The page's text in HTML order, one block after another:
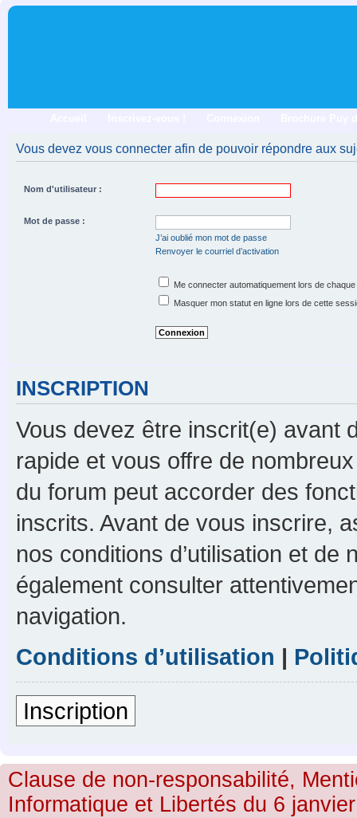
Vous devez vous connecter afin de pouvoir répondre aux
Nom d'utilisateur :
Mot de passe :
J’ai oublié mon mot de passe
Renvoyer le courriel d’activation
Me connecter automatiquement lors de
Masquer mon statut en ligne lors de cette
INSCRIPTION
Vous devez être inscrit(e) avant
rapide et vous offre de
du forum peut accorder des
inscrits. Avant de vous inscrire,
nos conditions d’utilisation et de
également consulter
navigation.
Conditions d’utilisation |
Inscription
Clause de non-responsabilité,
Informatique et Libertés du 6